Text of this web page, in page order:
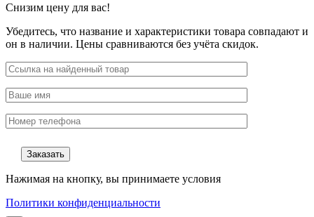
Снизим цену для вас!
Убедитесь, что название и характеристики товара совпадают и
он в наличии. Цены сравниваются без учёта скидок.
Нажимая на кнопку, вы принимаете условия
Политики конфиденциальности